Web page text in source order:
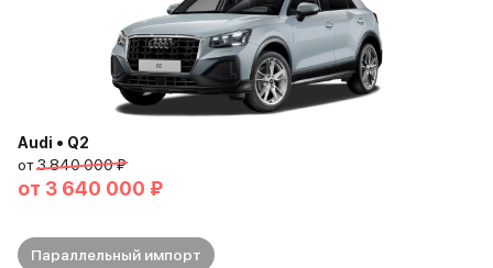
Audi • Q2
от3 840 000 ₽
от 3 640 000 ₽
Параллельный импорт